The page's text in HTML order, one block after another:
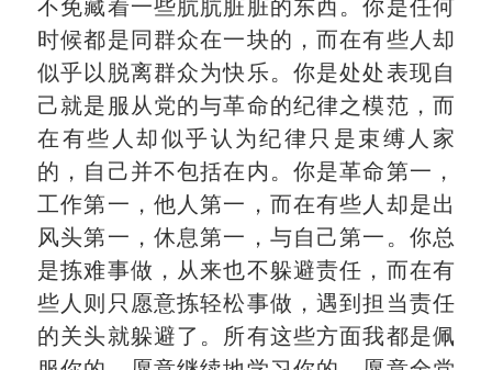
不免藏着一些肮肮脏脏的东西。你是任何
时候都是同群众在一块的，而在有些人却
似乎以脱离群众为快乐。你是处处表现自
己就是服从党的与革命的纪律之模范，而
在有些人却似乎认为纪律只是束缚人家
的，自己并不包括在内。你是革命第一，
工作第一，他人第一，而在有些人却是出
风头第一，休息第一，与自己第一。你总
是拣难事做，从来也不躲避责任，而在有
些人则只愿意拣轻松事做，遇到担当责任
的关头就躲避了。所有这些方面我都是佩